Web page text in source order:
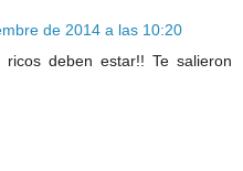
de 2014 a las 10:20
deben estar!! Te salieron